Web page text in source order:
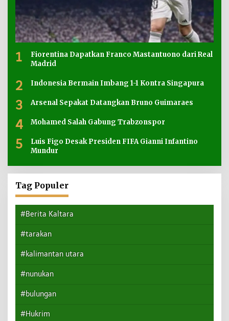
1
Fiorentina Dapatkan Franco Mastantuono dari Real
Madrid
2 Indonesia Bermain Imbang 1-1 Kontra Singapura
3 Arsenal Sepakat Datangkan Bruno Guimaraes
4 Mohamed Salah Gabung Trabzonspor
5
Luis Figo Desak Presiden FIFA Gianni Infantino
Mundur
Tag Populer
#Berita Kaltara
#tarakan
#kalimantan utara
#nunukan
#bulungan
#Hukrim